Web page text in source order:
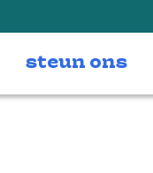
steun ons